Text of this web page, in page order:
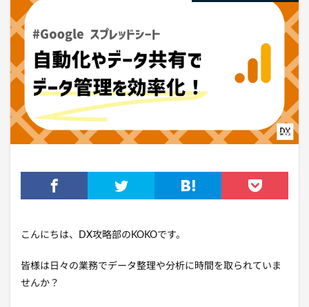
こんにちは、DX攻略部のKOKOです。
皆様は日々の業務でデータ整理や分析に時間を取られていま
せんか？